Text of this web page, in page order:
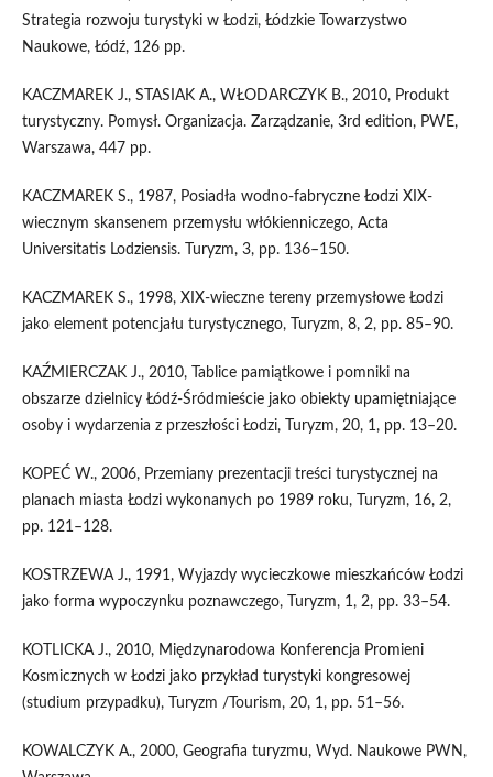
Strategia rozwoju turystyki w Łodzi, Łódzkie Towarzystwo
Naukowe, Łódź, 126 pp.
KACZMAREK J., STASIAK A., WŁODARCZYK B., 2010, Produkt
turystyczny. Pomysł. Organizacja. Zarządzanie, 3rd edition, PWE,
Warszawa, 447 pp.
KACZMAREK S., 1987, Posiadła wodno-fabryczne Łodzi XIX-
wiecznym skansenem przemysłu włókienniczego, Acta
Universitatis Lodziensis. Turyzm, 3, pp. 136–150.
KACZMAREK S., 1998, XIX-wieczne tereny przemysłowe Łodzi
jako element potencjału turystycznego, Turyzm, 8, 2, pp. 85–90.
KAŹMIERCZAK J., 2010, Tablice pamiątkowe i pomniki na
obszarze dzielnicy Łódź-Śródmieście jako obiekty upamiętniające
osoby i wydarzenia z przeszłości Łodzi, Turyzm, 20, 1, pp. 13–20.
KOPEĆ W., 2006, Przemiany prezentacji treści turystycznej na
planach miasta Łodzi wykonanych po 1989 roku, Turyzm, 16, 2,
pp. 121–128.
KOSTRZEWA J., 1991, Wyjazdy wycieczkowe mieszkańców Łodzi
jako forma wypoczynku poznawczego, Turyzm, 1, 2, pp. 33–54.
KOTLICKA J., 2010, Międzynarodowa Konferencja Promieni
Kosmicznych w Łodzi jako przykład turystyki kongresowej
(studium przypadku), Turyzm /Tourism, 20, 1, pp. 51–56.
KOWALCZYK A., 2000, Geografia turyzmu, Wyd. Naukowe PWN,